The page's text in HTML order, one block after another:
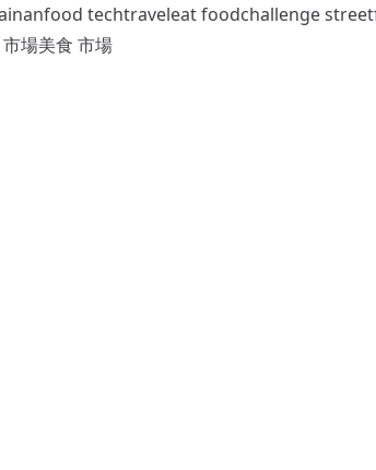
techtraveleat foodchallenge
場美食 市場